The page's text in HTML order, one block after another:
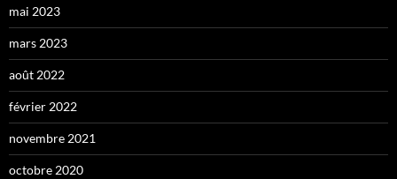
mai 2023
mars 2023
août 2022
février 2022
novembre 2021
octobre 2020